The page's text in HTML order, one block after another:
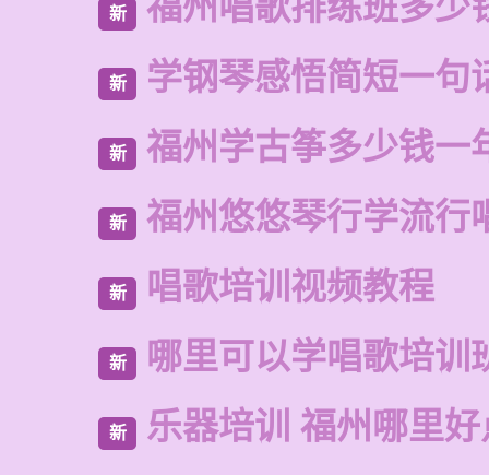
新
新 学钢琴感悟简短一句
新 福州学古筝多少钱一
新 福州悠悠琴行学流行
新 唱歌培训视频教程
新 哪里可以学唱歌培训
新 乐器培训 福州哪里